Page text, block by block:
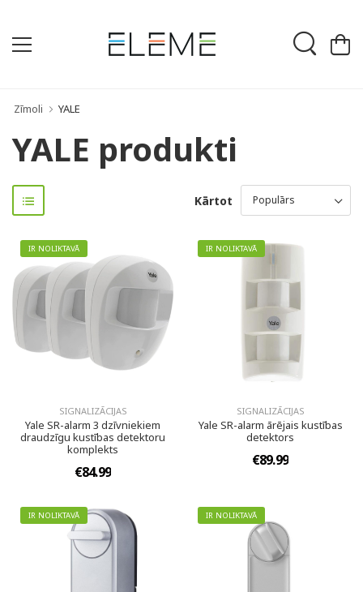
Zīmoli YALE
YALE produkti
Kārtot
IR NOLIKTAVĀ
SIGNALIZĀCIJAS
Yale SR-alarm 3 dzīvniekiem
draudzīgu kustības detektoru
komplekts
€84.99
IR NOLIKTAVĀ
SIGNALIZĀCIJAS
Yale SR-alarm ārējais kustības
detektors
€89.99
IR NOLIKTAVĀ IR NOLIKTAVĀ